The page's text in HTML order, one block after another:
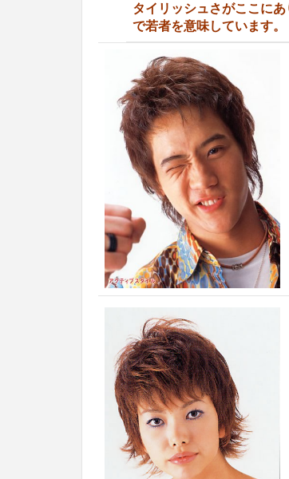
タイリッシュさがここに
で若者を意味しています。